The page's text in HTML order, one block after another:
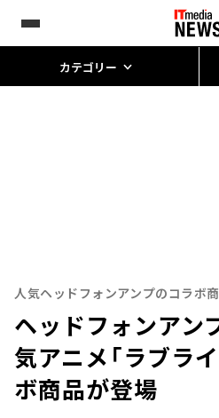
カテゴリー
人気ヘッドフォンアンプのコラボ
ヘッドフォンアン
気アニメ「ラブラ
ボ商品が登場